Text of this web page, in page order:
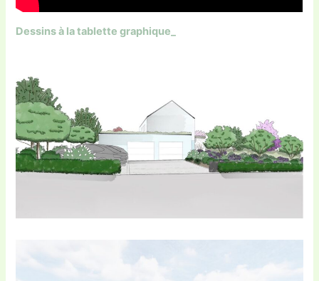
Dessins à la tablette graphique_